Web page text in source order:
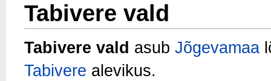
Tabivere vald
Tabivere vald asub Jõgevamaa
Tabivere alevikus.